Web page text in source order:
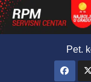
Pet.